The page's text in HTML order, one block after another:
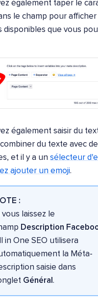
également taper le
le champ pour
disponibles que vous
également saisir du
du texte avec
et il y a un sélecteur
ajouter un emoji.
:
vous laissez le
Description
in One SEO utilisera
la Méta-
saisie dans
Général .